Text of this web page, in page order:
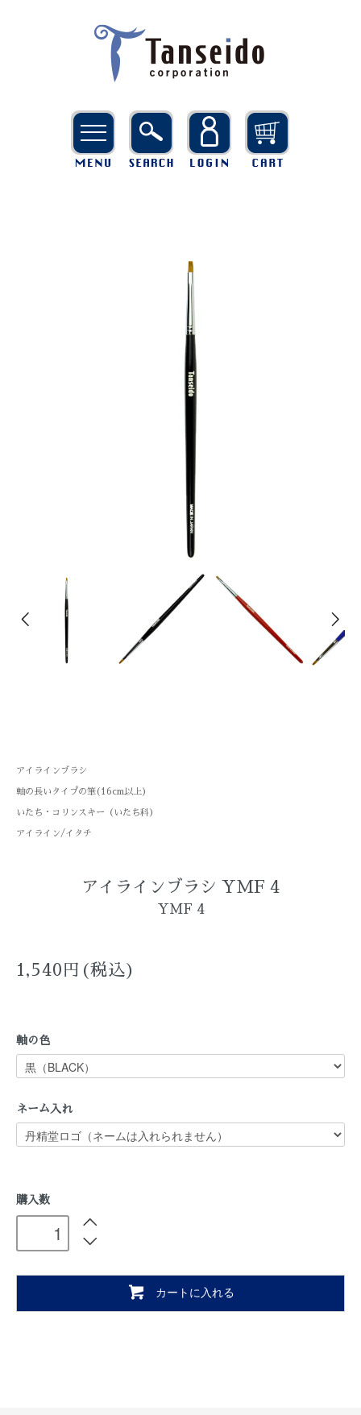
アイラインブラシ
軸の長いタイプの筆(16cm以上)
いたち・コリンスキー（いたち科）
アイライン/イタチ
アイラインブラシ YMF 4
YMF 4
1,540円(税込)
軸の色
ネーム入れ
購入数
カートに入れる